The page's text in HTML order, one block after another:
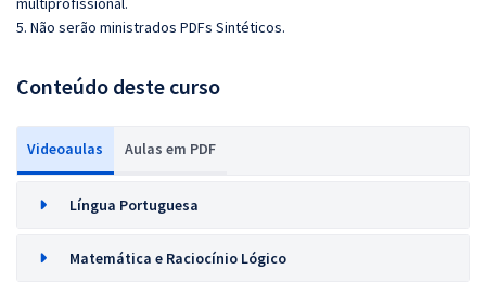
5. Não serão ministrados PDFs Sintéticos.
Conteúdo deste curso
Videoaulas Aulas em PDF
Língua Portuguesa
Matemática e Raciocínio Lógico